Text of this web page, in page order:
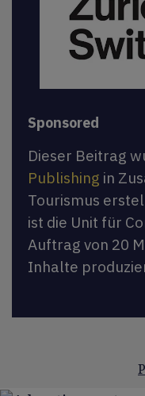
Sponsored
Dieser Beitrag
Publishing in
Tourismus
ist die Unit für
Auftrag von 20
Inhalte